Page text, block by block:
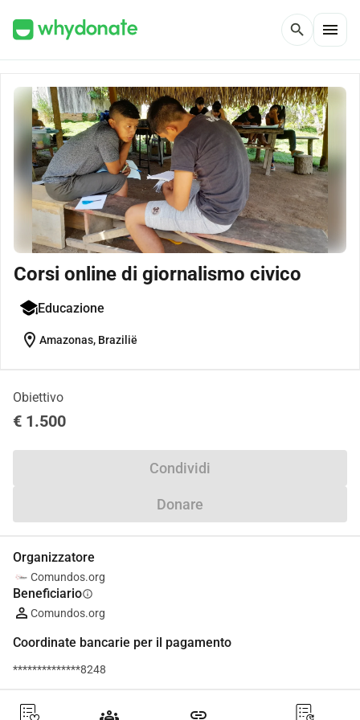
search menu
Corsi online di giornalismo civico
Educazione
location_on Amazonas, Brazilië
Obiettivo
€ 1.500
Condividi
Donare
Organizzatore
Comundos.org
Beneficiarioinfo
Comundos.org
Coordinate bancarie per il pagamento
**************8248
groups link